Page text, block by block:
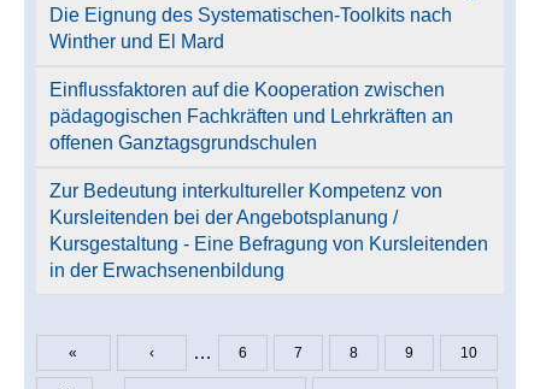
Die Eignung des Systematischen-Toolkits nach
Winther und El Mard
Einflussfaktoren auf die Kooperation zwischen
pädagogischen Fachkräften und Lehrkräften an
offenen Ganztagsgrundschulen
Zur Bedeutung interkultureller Kompetenz von
Kursleitenden bei der Angebotsplanung /
Kursgestaltung - Eine Befragung von Kursleitenden
in der Erwachsenenbildung
Seiten
« ‹ … 6 7 8 9 10